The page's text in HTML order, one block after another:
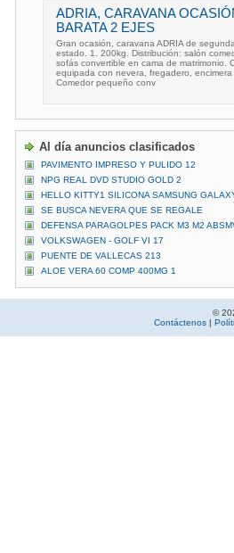
ADRIA, CARAVANA
BARATA 2 EJES
Gran ocasión, caravana ADRIA de
estado. 1. 200kg. Distribución: salón
sofás convertible en cama de matrimonio.
equipada con nevera, fregadero, encimera
Comedor pequeño conv
Al día anuncios clasificados
PAVIMENTO IMPRESO Y PULIDO 12
NPG REAL DVD STUDIO GOLD 2
HELLO KITTY1 SILICONA SAMSUNG
SE BUSCA NEVERA QUE SE REGALE
DEFENSA PARAGOLPES PACK M3 M2
VOLKSWAGEN - GOLF VI 17
PUENTE DE VALLECAS 213
ALOE VERA 60 COMP 400MG 1
©
Contáctenos |